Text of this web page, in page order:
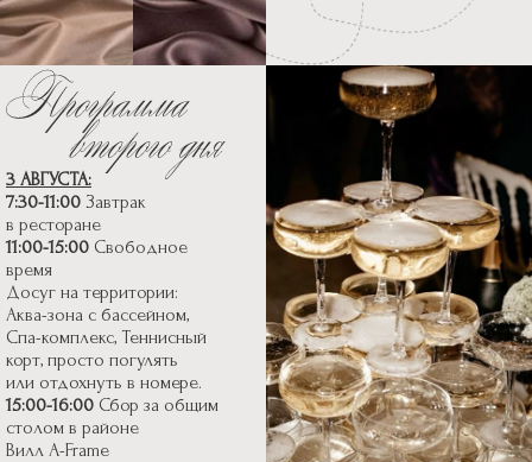
3 АВГУСТА:
7:30-11:00 Завтрак
в ресторане
11:00-15:00 Свободное
время
Досуг на территории:
Аква-зона с бассейном,
Спа-комплекс, Теннисный
корт, просто погулять
или отдохнуть в номере.
15:00-16:00 Сбор за общим
столом в районе
Вилл A-Frame